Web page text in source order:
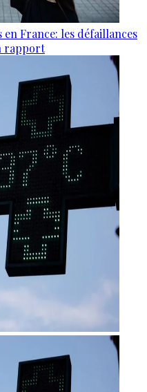
France: les défaillances
rapport